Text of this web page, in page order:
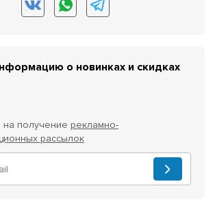
о новинках и скидках
на получение рекламно-
рассылок